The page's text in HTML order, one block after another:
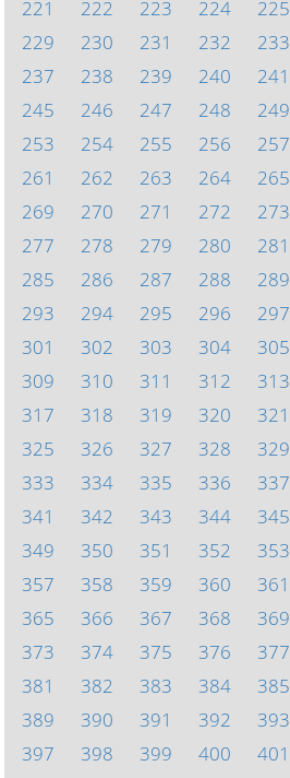
221
222 223 224 225
229
230 231 232 233
237
238 239 240 241
245
246 247 248 249
253
254 255 256 257
261
262 263 264 265
269
270 271 272 273
277
278 279 280 281
285
286 287 288 289
293
294 295 296 297
301
302 303 304 305
309
310 311 312 313
317
318 319 320 321
325
326 327 328 329
333
334 335 336 337
341
342 343 344 345
349
350 351 352 353
357
358 359 360 361
365
366 367 368 369
373
374 375 376 377
381
382 383 384 385
389
390 391 392 393
397
398 399 400 401